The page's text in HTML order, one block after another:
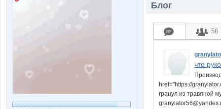
Блог
56
что
href="https://
гранул из травяной